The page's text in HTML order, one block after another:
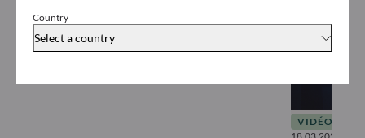
Country
Select a country
VIDÉOS